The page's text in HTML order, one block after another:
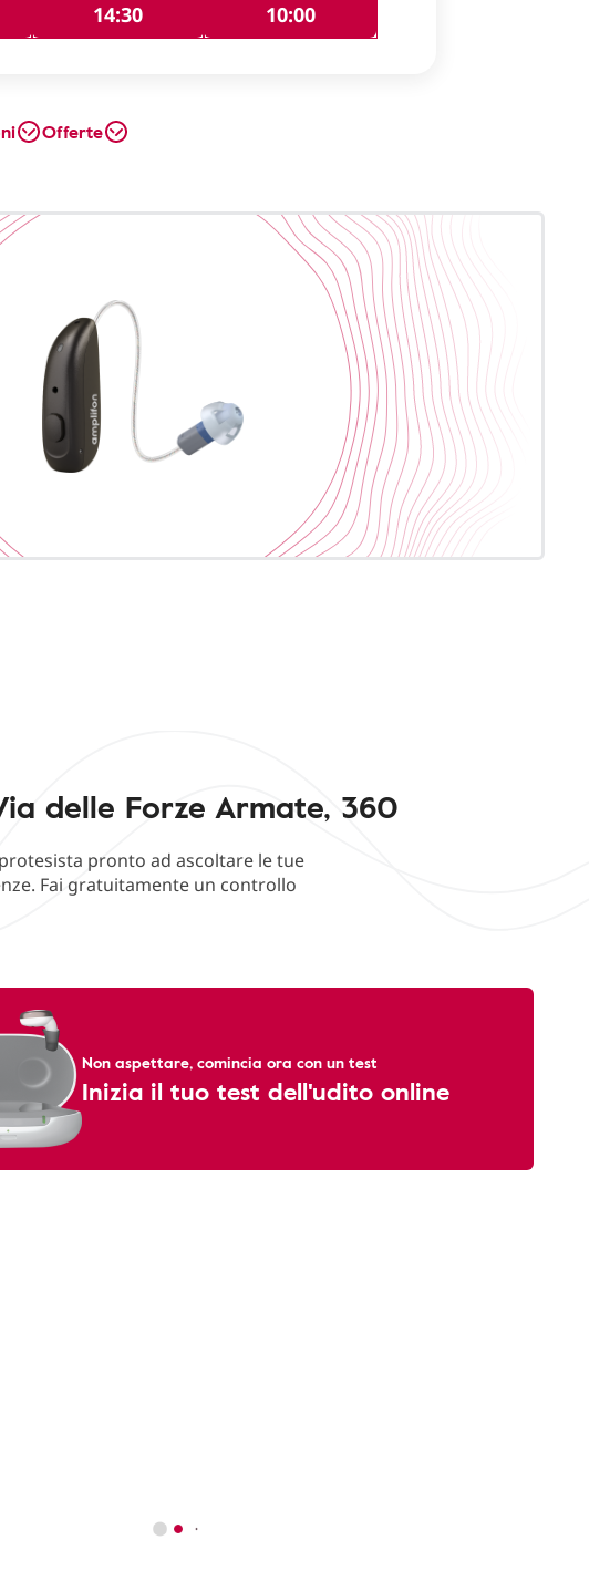
14:30 10:00
Offerte
delle Forze Armate, 360
pronto ad ascoltare le tue
Fai gratuitamente un controllo
Non aspettare, comincia ora con un test
Inizia il tuo test dell'udito online